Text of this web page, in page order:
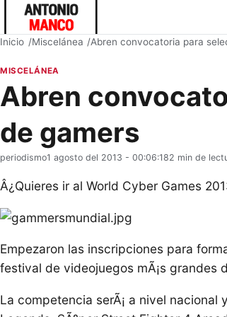
Inicio Miscelánea Abren convocatoria para
MISCELÁNEA
Abren
de gamers
periodismo1 agosto del 2013 - 00:06:182 min de
Â¿Quieres ir al World Cyber Games
Empezaron las inscripciones para
festival de videojuegos mÃ¡s grandes
La competencia serÃ¡ a nivel